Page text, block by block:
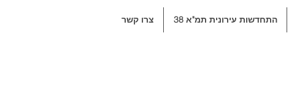
צרו קשר התחדשות עירונית תמ"א 38